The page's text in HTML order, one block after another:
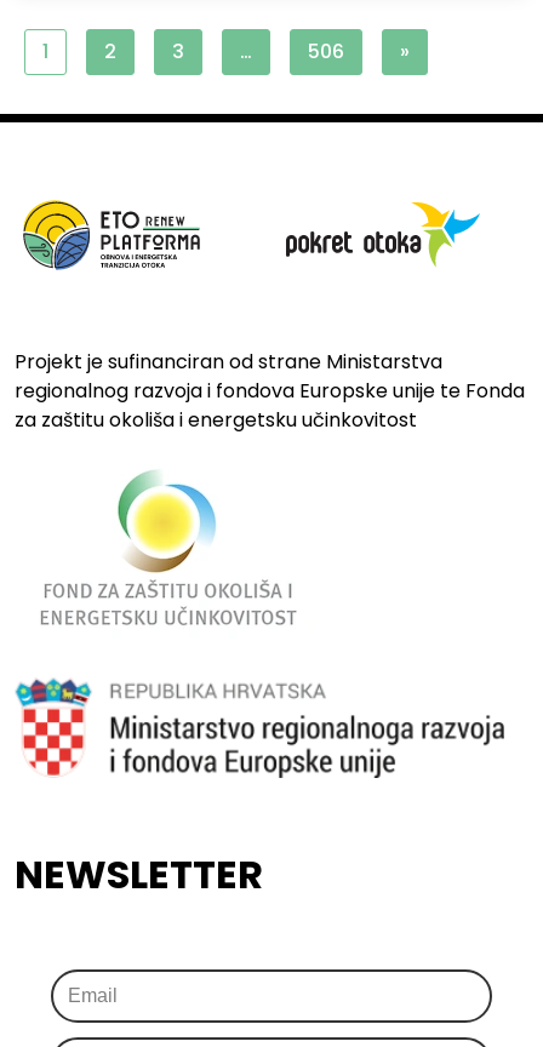
1 2 3 … 506 »
Projekt je sufinanciran od strane Ministarstva
regionalnog razvoja i fondova Europske unije te Fonda
za zaštitu okoliša i energetsku učinkovitost
NEWSLETTER